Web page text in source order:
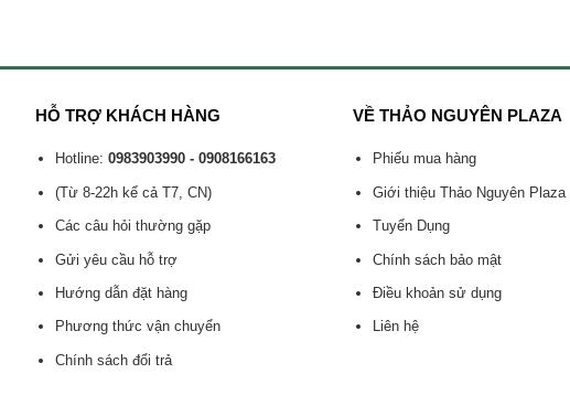
HỖ TRỢ KHÁCH HÀNG
Hotline: 0983903990 - 0908166163
(Từ 8-22h kể cả T7, CN)
Các câu hỏi thường gặp
Gửi yêu cầu hỗ trợ
Hướng dẫn đặt hàng
Phương thức vận chuyển
Chính sách đổi trả
VỀ THẢO NGUYÊN PLAZA
Phiếu mua hàng
Giới thiệu Thảo Nguyên Plaza
Tuyển Dụng
Chính sách bảo mật
Điều khoản sử dụng
Liên hệ